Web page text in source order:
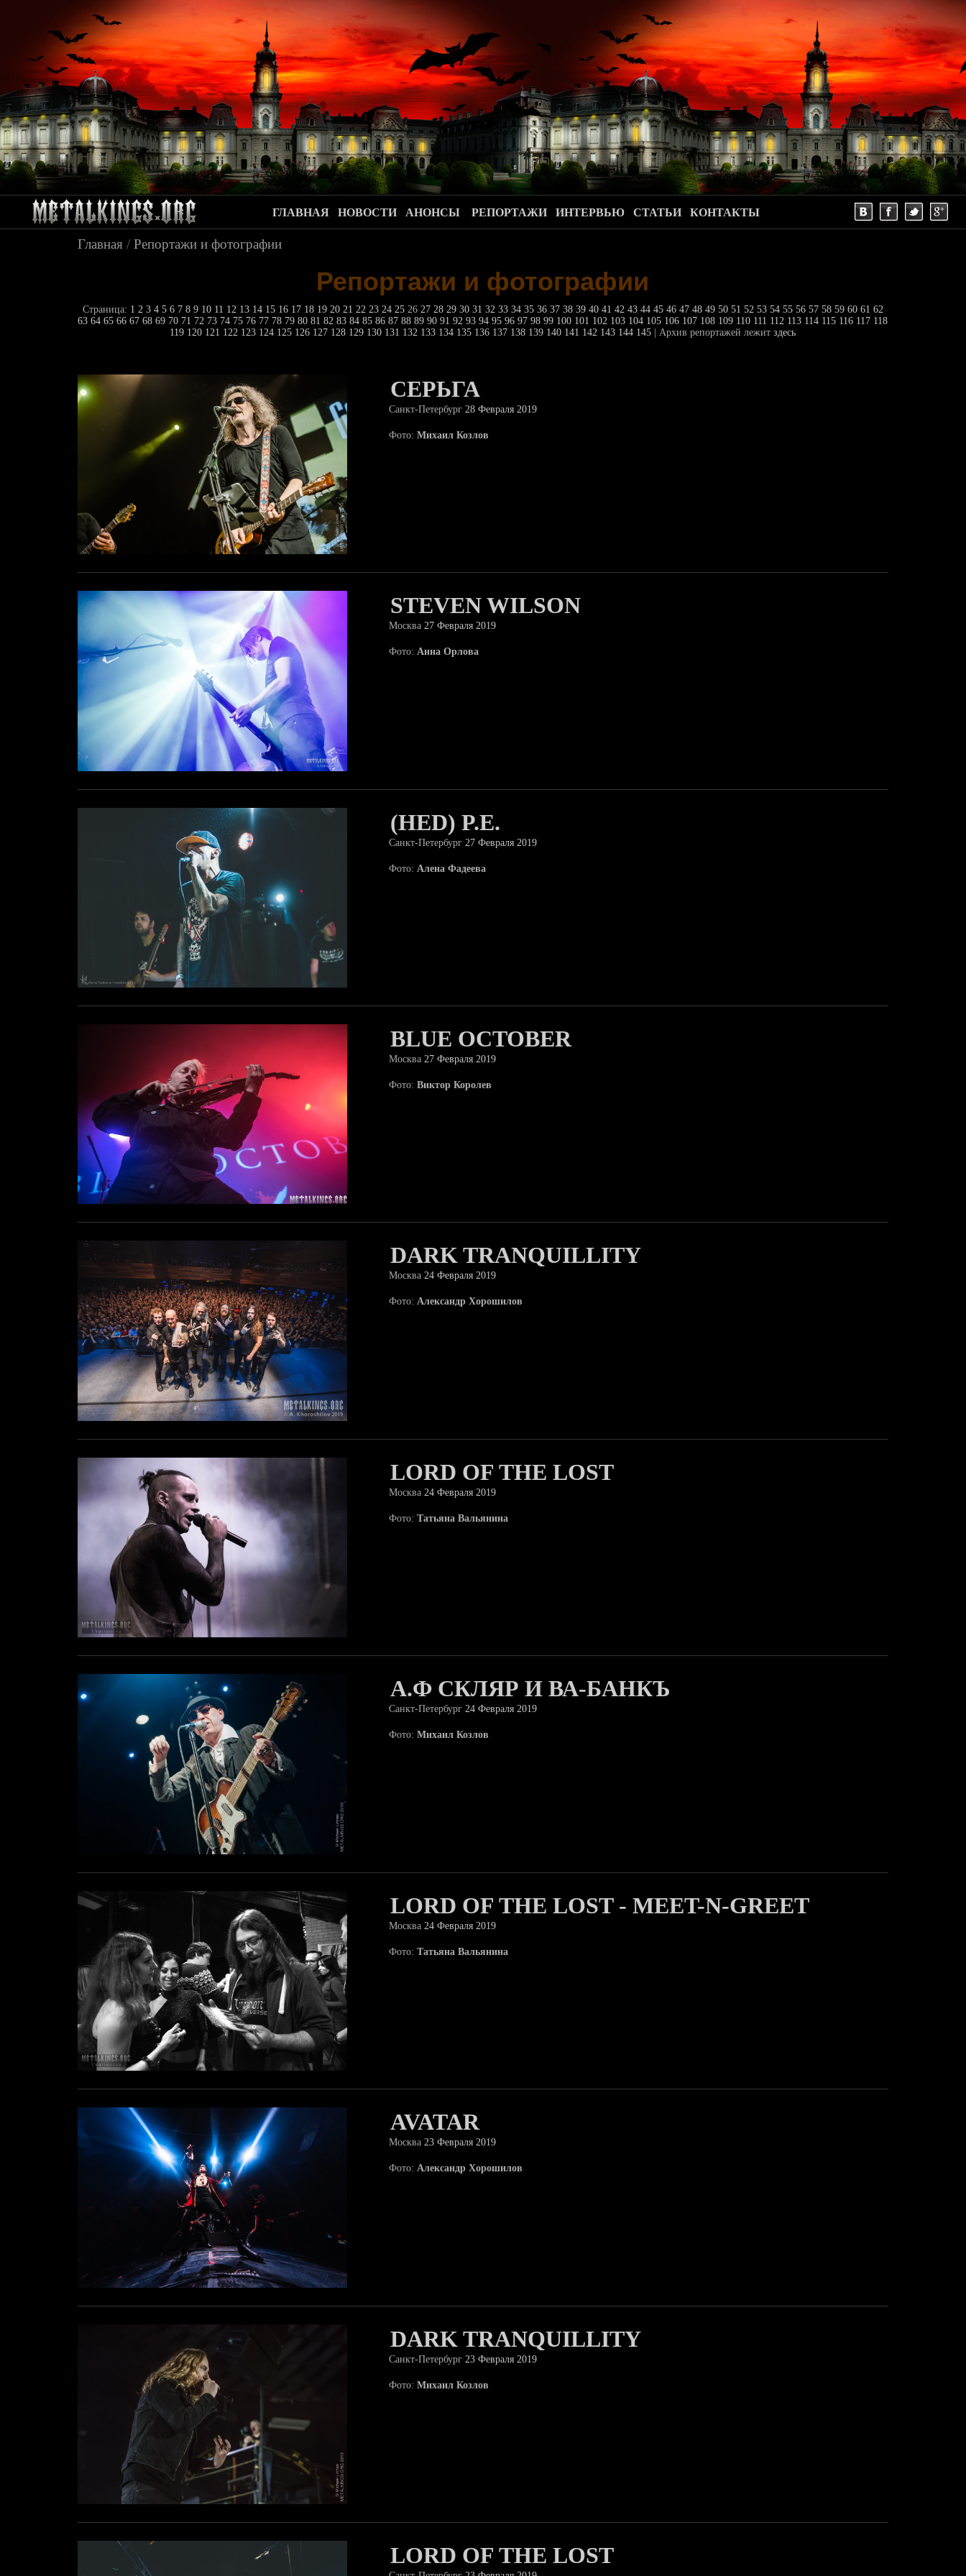
.
ГЛАВНАЯ НОВОСТИ АНОНСЫ РЕПОРТАЖИ ИНТЕРВЬЮ СТАТЬИ КОНТАКТЫ
Главная/ Репортажи и фотографии
Репортажи и фотографии
Страница: 1 2 3 4 5 6 7 8 9 10 11 12 13 14 15 16 17 18 19 20 21 22 23 24 25 26 27 28 29 30 31 32 33 34 35 36 37 38 39 40 41 42 43 44 45 46 47 48 49 50 51 52 53 54 55 56 57 58 59 60 61 62
63646566676869 70 71 72 73 74 75 76 77 78 798081828384858687888990919293949596979899 100 101 102 103 104 105 106 107 108 109 110 111 112 113 114 115 116 117 118
119 120 121 122 123 124 125 126 127 128 129 130 131 132 133 134 135 136 137 138 139 140 141 142 143 144 145 | Архив репортажей лежитздесь
СЕРЬГА
Санкт-Петербург 28 Февраля 2019
Фото: Михаил Козлов
STEVEN WILSON
Москва 27 Февраля 2019
Фото: Анна Орлова
(HED) P.E.
Санкт-Петербург 27 Февраля 2019
Фото: Алена Фадеева
BLUE OCTOBER
Москва 27 Февраля 2019
Фото: Виктор Королев
DARK TRANQUILLITY
Москва 24 Февраля 2019
Фото: Александр Хорошилов
LORD OF THE LOST
Москва 24 Февраля 2019
Фото: Татьяна Вальянина
А.Ф СКЛЯР И ВА-БАНКЪ
Санкт-Петербург 24 Февраля 2019
Фото: Михаил Козлов
LORD OF THE LOST - MEET-N-GREET
Москва 24 Февраля 2019
Фото: Татьяна Вальянина
AVATAR
Москва 23 Февраля 2019
Фото: Александр Хорошилов
DARK TRANQUILLITY
Санкт-Петербург 23 Февраля 2019
Фото: Михаил Козлов
LORD OF THE LOST